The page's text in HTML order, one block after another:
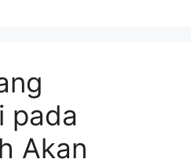
pada
Akan